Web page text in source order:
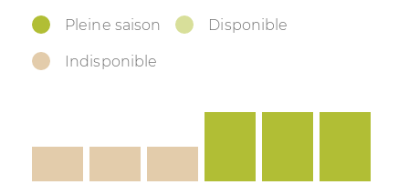
Pleine saison Disponible
Indisponible